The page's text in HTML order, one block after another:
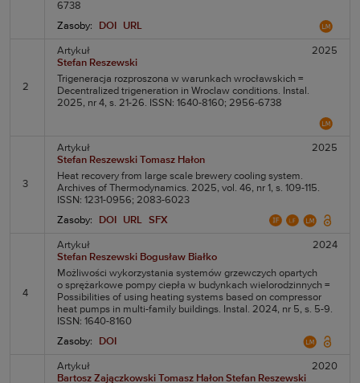
6738
Zasoby:
DOI URL
2
Artykuł
2025
Stefan Reszewski
Trigeneracja rozproszona w warunkach wrocławskich =
Decentralized trigeneration in Wroclaw conditions. Instal.
2025, nr 4, s. 21-26. ISSN: 1640-8160; 2956-6738
3
Artykuł
2025
Stefan Reszewski Tomasz Hałon
Heat recovery from large scale brewery cooling system.
Archives of Thermodynamics. 2025, vol. 46, nr 1, s. 109-115.
ISSN: 1231-0956; 2083-6023
Zasoby:
DOI URL SFX
4
Artykuł
2024
Stefan Reszewski Bogusław Białko
Możliwości wykorzystania systemów grzewczych opartych
o sprężarkowe pompy ciepła w budynkach wielorodzinnych =
Possibilities of using heating systems based on compressor
heat pumps in multi-family buildings. Instal. 2024, nr 5, s. 5-9.
ISSN: 1640-8160
Zasoby:
DOI
Artykuł
2020
Bartosz Zajączkowski Tomasz Hałon Stefan Reszewski